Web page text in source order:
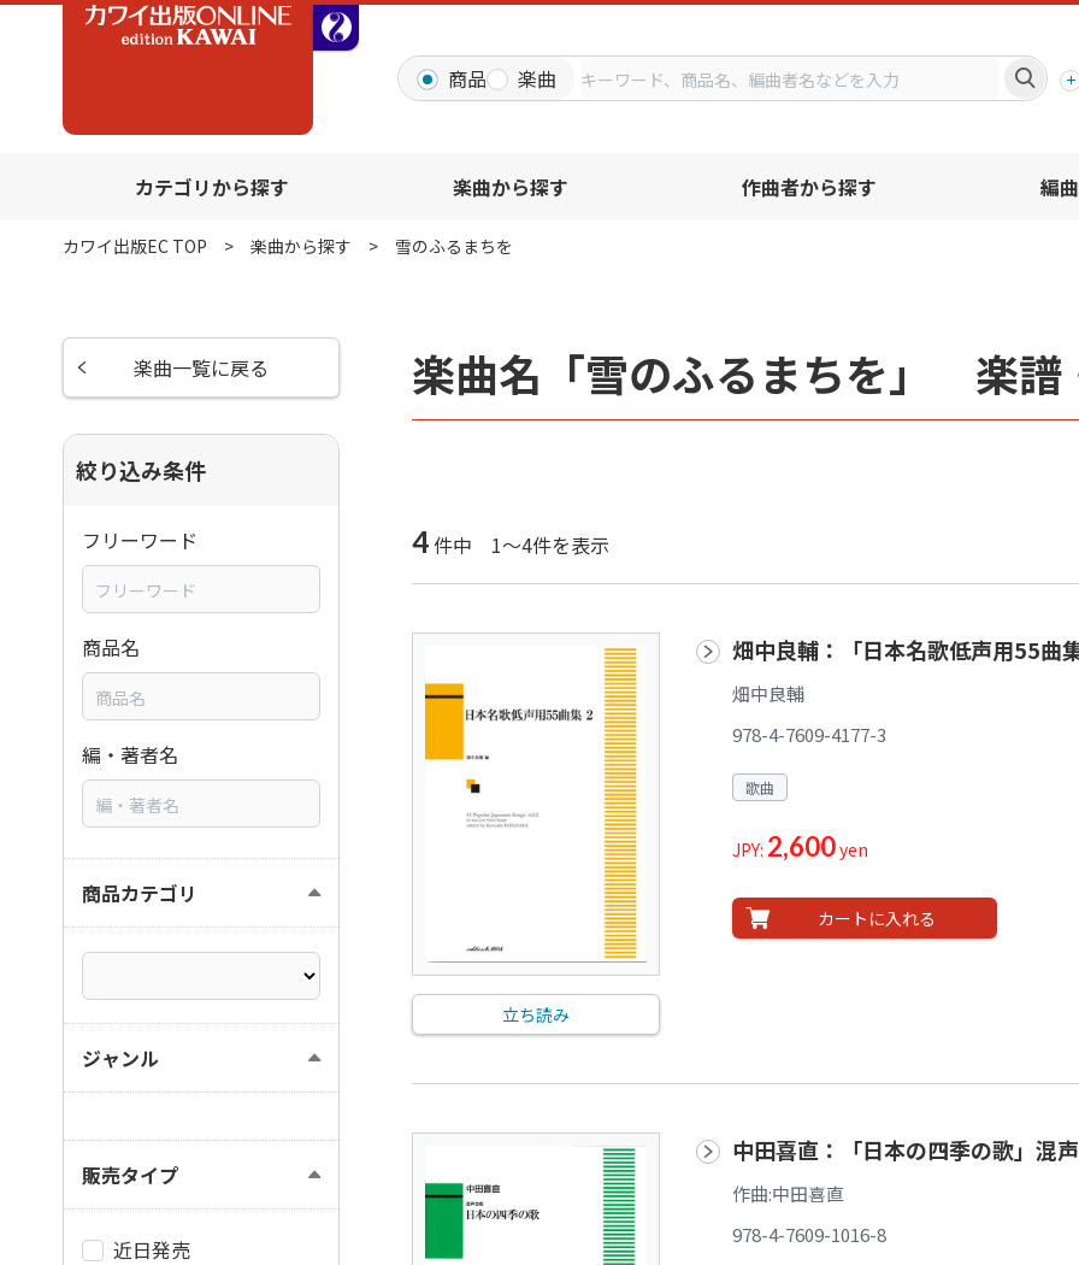
商品 楽曲
カテゴリから探す 楽曲から探す 作曲者から探す 編
カワイ出版EC TOP 楽曲から探す 雪のふるまちを
楽曲名「雪のふるまちを」 楽譜
4件中 1～4件を表示
立ち読み
畑中良輔：「日本名歌低声用55曲
畑中良輔
978-4-7609-4177-3
歌曲
JPY: 2,600yen
カートに入れる
中田喜直：「日本の四季の歌」混
作曲:中田喜直
978-4-7609-1016-8
楽曲一覧に戻る
絞り込み条件
フリーワード
商品名
編・著者名
商品カテゴリ
ジャンル
販売タイプ
近日発売